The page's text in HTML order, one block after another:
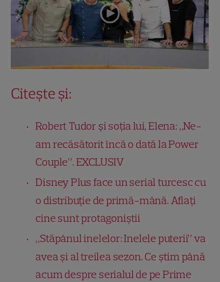
Citește și:
Robert Tudor și soția lui, Elena: „Ne-
am recăsătorit încă o dată la Power
Couple”. EXCLUSIV
Disney Plus face un serial turcesc cu
o distribuție de primă-mână. Aflați
cine sunt protagoniștii
„Stăpânul inelelor: Inelele puterii” va
avea și al treilea sezon. Ce știm până
acum despre serialul de pe Prime